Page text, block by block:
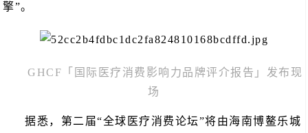
擎”。
GHCF「国际医疗消费影响力品牌评介报告」发布现
场
据悉，第二届“全球医疗消费论坛”将由海南博鳌乐城